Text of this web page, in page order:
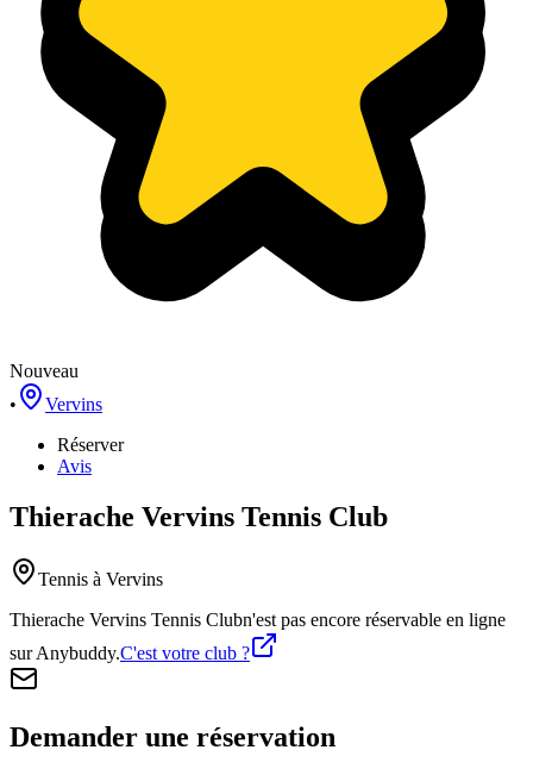
Nouveau
•
Vervins
Réserver
Avis
Thierache Vervins Tennis Club
Tennis à Vervins
Thierache Vervins Tennis Clubn'est pas encore réservable en ligne
sur Anybuddy.C'est votre club ?
Demander une réservation